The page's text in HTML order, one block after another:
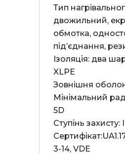
Тип
двожильний,
обмотка,
під’єднання,
Ізоляція: два
XLPE
Зовнішня
Мінімальний
5D
Ступінь захисту:
3-14, VDE